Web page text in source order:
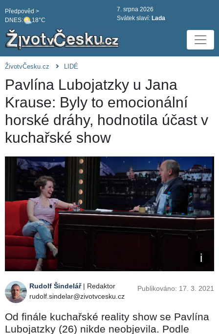
DNES: 18°C
Předpověd >
7. srpna 2026
Svátek slaví: Lada
ŽivotvČesku.cz LIDÉ
Pavlína Lubojatzky u Jana
Krause: Byly to emocionální
horské dráhy, hodnotila účast v
kuchařské show
Rudolf Šindelář| Redaktor
rudolf.sindelar@zivotvcesku.cz
Publikováno: 17. 3. 2021
Od finále kuchařské reality show se Pavlína
Lubojatzky (26) nikde neobjevila. Podle